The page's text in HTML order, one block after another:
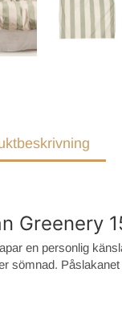
Greenery
en personlig
sömnad.